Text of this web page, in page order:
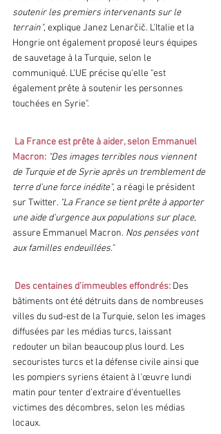
soutenir les premiers intervenants sur le
terrain", explique Janez Lenarčič. L'Italie et la
Hongrie ont également proposé leurs équipes
de sauvetage à la Turquie, selon le
communiqué. L'UE précise qu'elle "est
également prête à soutenir les personnes
touchées en Syrie".
La France est prête à aider, selon Emmanuel
Macron: "Des images terribles nous viennent
de Turquie et de Syrie après un tremblement de
terre d'une force inédite", a réagi le président
sur Twitter. "La France se tient prête à apporter
une aide d'urgence aux populations sur place,
assure Emmanuel Macron. Nos pensées vont
aux familles endeuillées."
Des centaines d'immeubles effondrés: Des
bâtiments ont été détruits dans de nombreuses
villes du sud-est de la Turquie, selon les images
diffusées par les médias turcs, laissant
redouter un bilan beaucoup plus lourd. Les
secouristes turcs et la défense civile ainsi que
les pompiers syriens étaient à l'œuvre lundi
matin pour tenter d'extraire d'éventuelles
victimes des décombres, selon les médias
locaux.